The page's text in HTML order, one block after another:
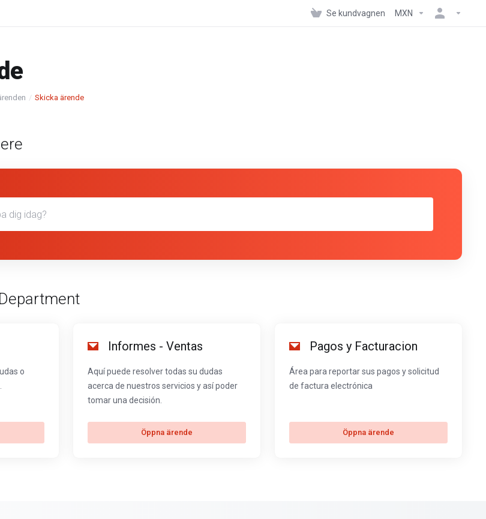
Se kundvagnen MXN
Skicka ärende
o
Informes - Ventas
Aquí puede resolver todas su dudas
acerca de nuestros servicios y así poder
tomar una decisión.
Öppna ärende
Pagos y Facturacion
Área para reportar sus pagos y solicitud
de factura electrónica
Öppna ärende